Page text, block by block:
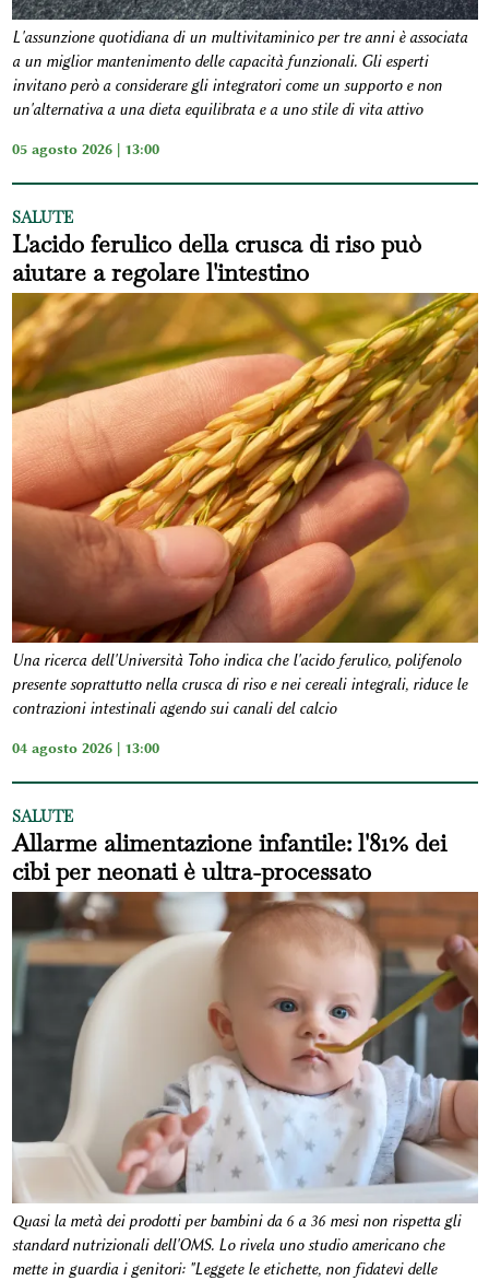
L'assunzione quotidiana di un multivitaminico per tre anni è associata
a un miglior mantenimento delle capacità funzionali. Gli esperti
invitano però a considerare gli integratori come un supporto e non
un'alternativa a una dieta equilibrata e a uno stile di vita attivo
05 agosto 2026 | 13:00
SALUTE
L'acido ferulico della crusca di riso può
aiutare a regolare l'intestino
Una ricerca dell'Università Toho indica che l'acido ferulico, polifenolo
presente soprattutto nella crusca di riso e nei cereali integrali, riduce le
contrazioni intestinali agendo sui canali del calcio
04 agosto 2026 | 13:00
SALUTE
Allarme alimentazione infantile: l'81% dei
cibi per neonati è ultra-processato
Quasi la metà dei prodotti per bambini da 6 a 36 mesi non rispetta gli
standard nutrizionali dell'OMS. Lo rivela uno studio americano che
mette in guardia i genitori: "Leggete le etichette, non fidatevi delle